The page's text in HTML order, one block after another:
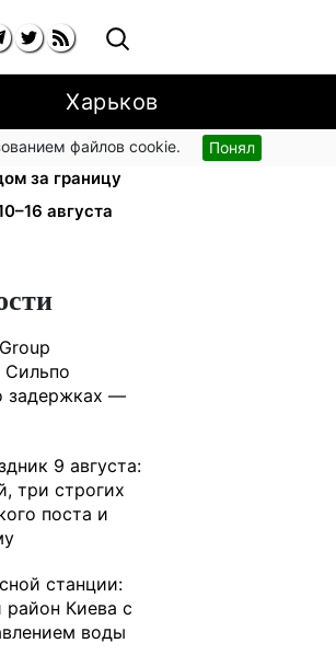
Харьков
файлов cookie. Понял
за границу
августа
Сильпо
задержках —
9 августа:
три строгих
поста и
станции:
Киева с
воды